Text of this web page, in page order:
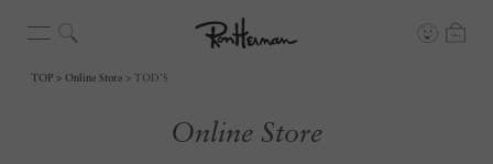
TOP Online Store TOD’S
Online Store